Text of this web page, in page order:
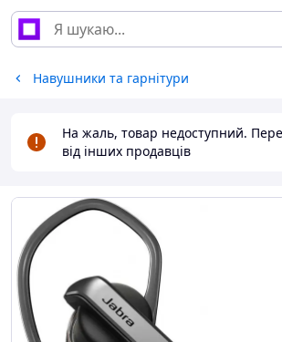
Навушники та гарнітури
На жаль, товар недоступний.
від інших продавців